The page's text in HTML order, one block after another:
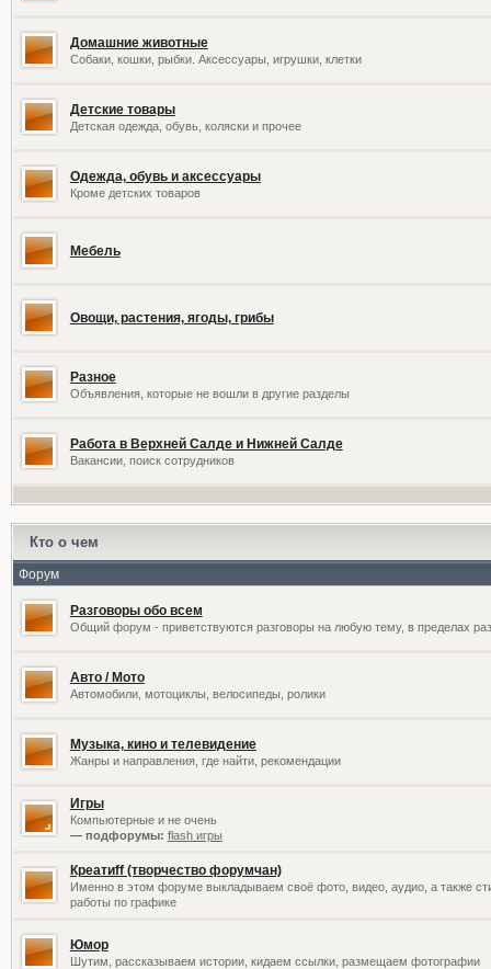
Домашние животные
Собаки, кошки, рыбки. Аксессуары, игрушки, клетки
Детские товары
Детская одежда, обувь, коляски и прочее
Одежда, обувь и аксессуары
Кроме детских товаров
Мебель
Овощи, растения, ягоды, грибы
Разное
Объявления, которые не вошли в другие разделы
Работа в Верхней Салде и Нижней Салде
Вакансии, поиск сотрудников
Кто о чем
Форум
Разговоры обо всем
Общий форум - приветствуются разговоры на любую тему, в пределах
Авто / Мото
Автомобили, мотоциклы, велосипеды, ролики
Музыка, кино и телевидение
Жанры и направления, где найти, рекомендации
Игры
Компьютерные и не очень
— подфорумы: flash игры
Креатиff (творчество форумчан)
Именно в этом форуме выкладываем своё фото, видео, аудио, а также
работы по графике
Юмор
Шутим, рассказываем истории, кидаем ссылки, размещаем фотографии